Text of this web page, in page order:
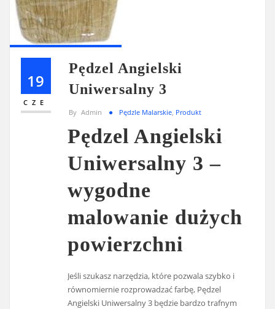
19
CZE
Pędzel Angielski
Uniwersalny 3
By Admin Pędzle Malarskie Produkt
Pędzel Angielski
Uniwersalny 3 –
wygodne
malowanie dużych
powierzchni
Jeśli szukasz narzędzia, które pozwala szybko i
równomiernie rozprowadzać farbę, Pędzel
Angielski Uniwersalny 3 będzie bardzo trafnym